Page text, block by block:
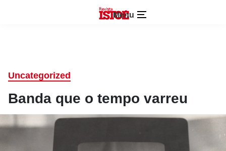
Menu
Uncategorized
Banda que o tempo varreu